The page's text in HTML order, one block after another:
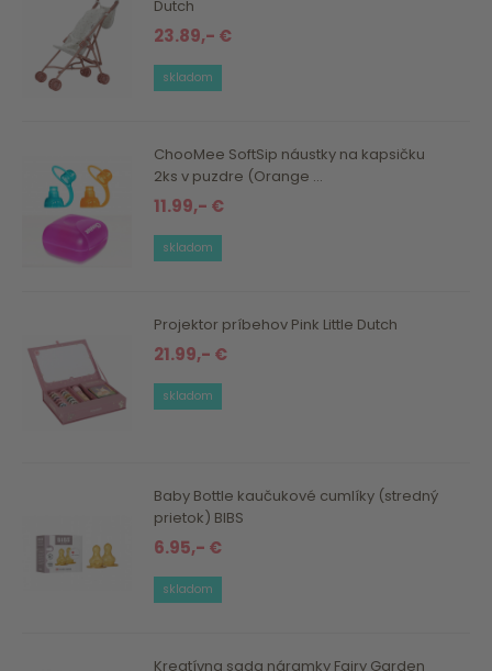
Dutch
23.89,- €
skladom
ChooMee SoftSip náustky na kapsičku
2ks v puzdre (Orange ...
11.99,- €
skladom
Projektor príbehov Pink Little Dutch
21.99,- €
skladom
Baby Bottle kaučukové cumlíky (stredný
prietok) BIBS
6.95,- €
skladom
Kreatívna sada náramky Fairy Garden